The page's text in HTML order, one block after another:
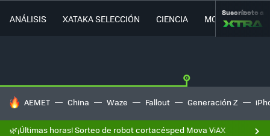
ANÁLISIS XATAKA SELECCIÓN CIENCIA MOVILIDAD
Suscríbete a
HOY SE HABLA DE
AEMET China Waze Fallout Generación Z
🌿¡Últimas horas! Sorteo de robot cortacésped Mova ViAX